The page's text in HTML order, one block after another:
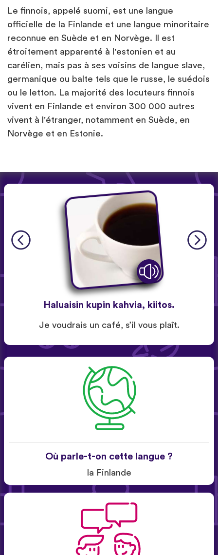
Le finnois, appelé suomi, est une langue
officielle de la Finlande et une langue minoritaire
reconnue en Suède et en Norvège. Il est
étroitement apparenté à l'estonien et au
carélien, mais pas à ses voisins de langue slave,
germanique ou balte tels que le russe, le suédois
ou le letton. La majorité des locuteurs finnois
vivent en Finlande et environ 300 000 autres
vivent à l'étranger, notamment en Suède, en
Norvège et en Estonie.
Haluaisin kupin kahvia, kiitos.
Je voudrais un café, s’il vous plaît.
Où parle-t-on cette langue ?
la Finlande